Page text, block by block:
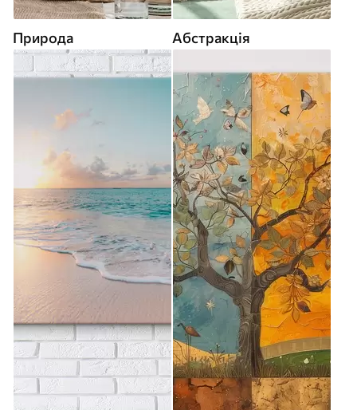
Природа Абстракція